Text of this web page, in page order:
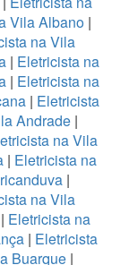
Vila Albano|
na Vila
| Eletricista na
| Eletricista na
| Eletricista
Andrade |
na Vila
| Eletricista na
|
na Vila
| Eletricista na
| Eletricista
Buarque|